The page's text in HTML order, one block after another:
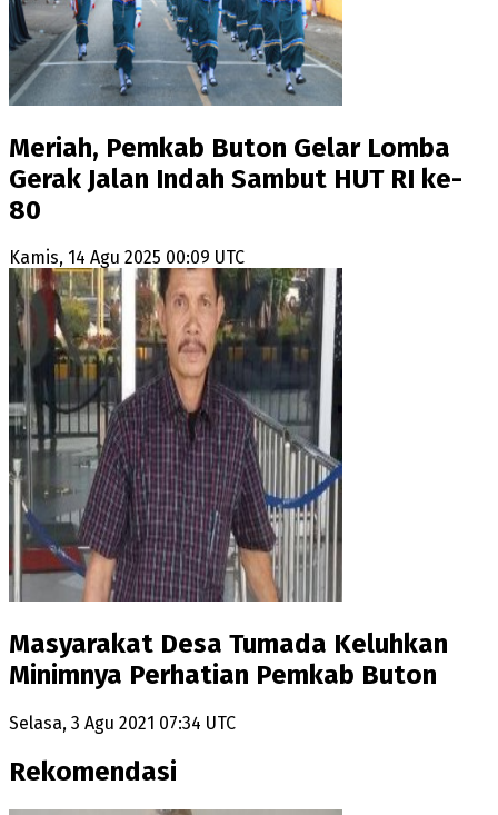
Meriah, Pemkab Buton Gelar Lomba
Gerak Jalan Indah Sambut HUT RI ke-
80
Kamis, 14 Agu 2025 00:09 UTC
Masyarakat Desa Tumada Keluhkan
Minimnya Perhatian Pemkab Buton
Selasa, 3 Agu 2021 07:34 UTC
Rekomendasi